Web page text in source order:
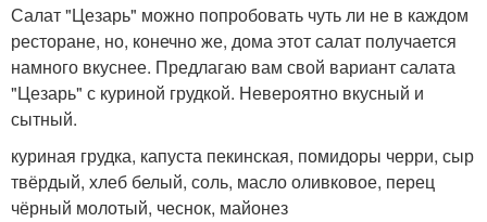
Салат "Цезарь" можно попробовать чуть ли не в каждом
ресторане, но, конечно же, дома этот салат получается
намного вкуснее. Предлагаю вам свой вариант салата
"Цезарь" с куриной грудкой. Невероятно вкусный и
сытный.
куриная грудка, капуста пекинская, помидоры черри, сыр
твёрдый, хлеб белый, соль, масло оливковое, перец
чёрный молотый, чеснок, майонез